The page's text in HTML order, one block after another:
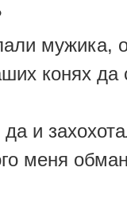
мужика,
конях да
и
меня